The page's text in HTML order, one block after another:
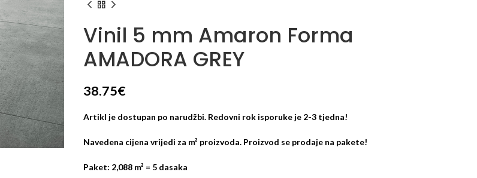
Vinil 5 mm Amaron Forma
AMADORA GREY
38.75€
Artikl je dostupan po narudžbi. Redovni rok isporuke je 2-3 tjedna!
Navedena cijena vrijedi za m² proizvoda. Proizvod se prodaje na pakete!
Paket: 2,088 m² = 5 dasaka